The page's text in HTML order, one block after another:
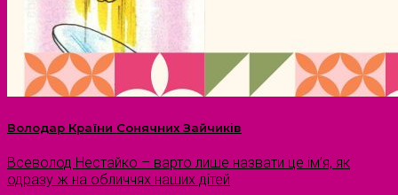
Володар Країни Сонячних Зайчиків
Всеволод Нестайко – варто лише назвати це ім’я, як
одразу ж на обличчях наших дітей